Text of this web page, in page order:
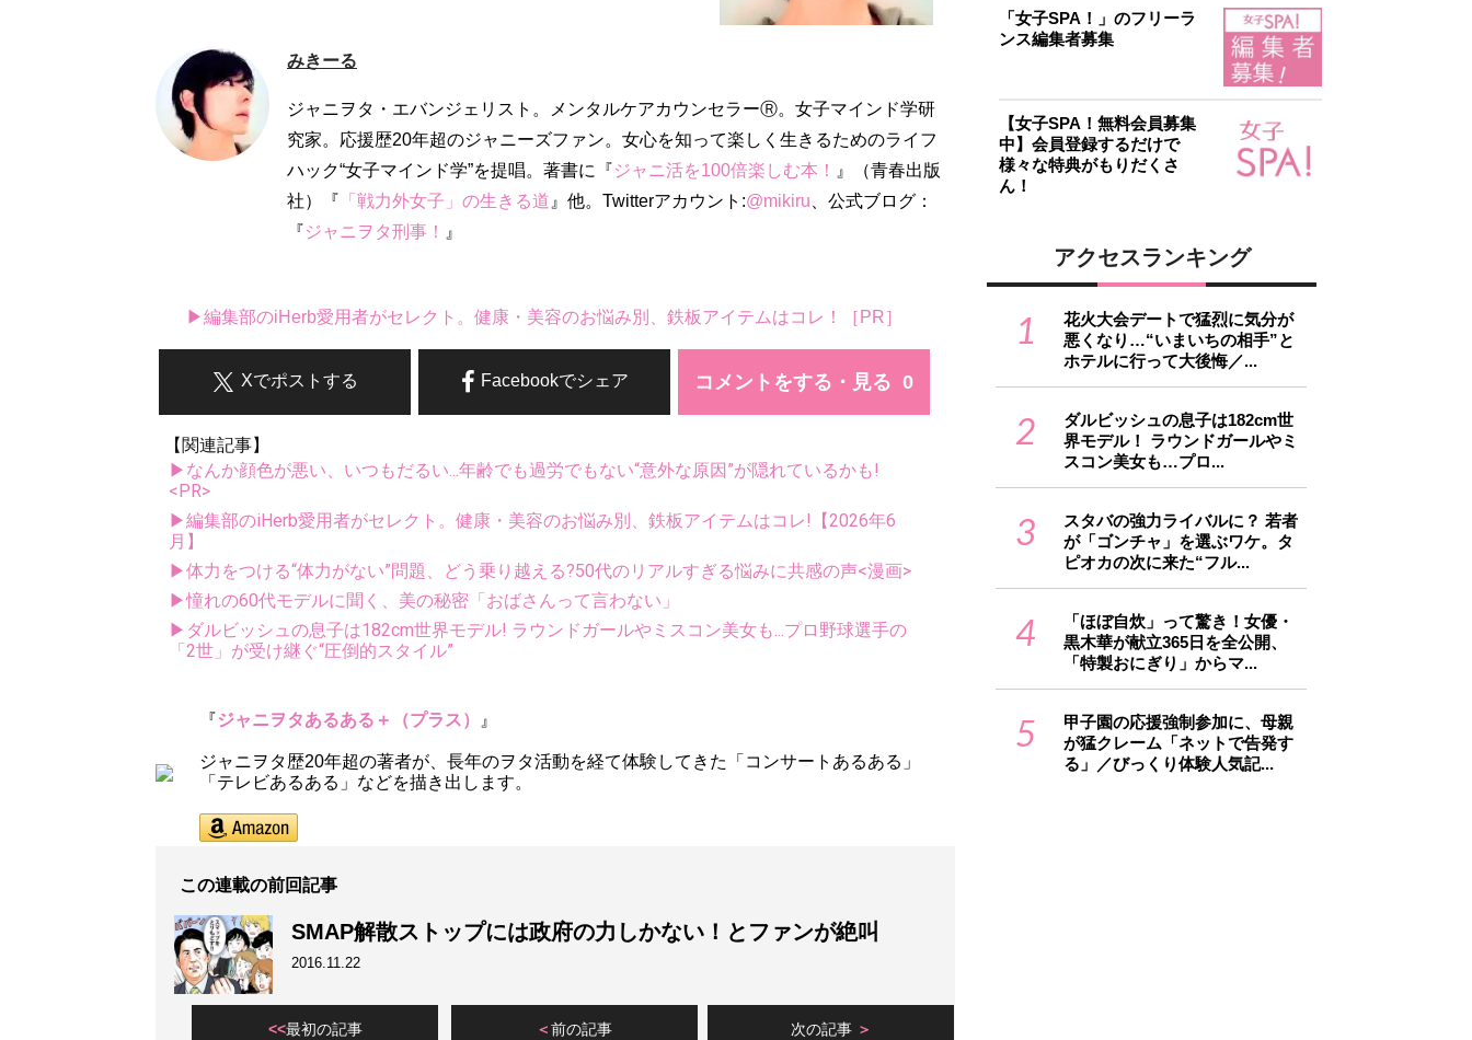
みきーる
ジャニヲタ・エバンジェリスト。メンタルケアカウンセラーⓇ。女子マインド学研
究家。応援歴20年超のジャニーズファン。女心を知って楽しく生きるためのライフ
ハック“女子マインド学”を提唱。著書に『ジャニ活を100倍楽しむ本！
』（青春出版
社）『 「戦力外女子」の生きる道 』他。Twitterアカウント:@mikiru 、公式ブログ：
『ジャニヲタ刑事！ 』
▶編集部のiHerb愛用者がセレクト。健康・美容のお悩み別、鉄板アイテムはコレ！［PR］
コメントをする・見る
Facebookでシェア
Xでポストする
【関連記事】
▶なんか顔色が悪い、いつもだるい...年齢でも過労でもない“意外な原因”が隠れているかも!
<PR>
▶編集部のiHerb愛用者がセレクト。健康・美容のお悩み別、鉄板アイテムはコレ!【2026年6
月】
▶体力をつける“体力がない”問題、どう乗り越える?50代のリアルすぎる悩みに共感の声<漫画>
▶憧れの60代モデルに聞く、美の秘密「おばさんって言わない」
▶ダルビッシュの息子は182cm世界モデル! ラウンドガールやミスコン美女も...プロ野球選手の
「2世」が受け継ぐ“圧倒的スタイル”
『ジャニヲタあるある＋（プラス） 』
ジャニヲタ歴20年超の著者が、長年のヲタ活動を経て体験してきた「コンサートあるある」
「テレビあるある」などを描き出します。
この連載の前回記事
SMAP解散ストップには政府の力しかない！とファンが絶叫
2016.11.22
最初の記事 前の記事 次の記事
「女子SPA！」のフリーラ
ンス編集者募集
【女子SPA！無料会員募集
中】会員登録するだけで
様々な特典がもりだくさ
ん！
アクセスランキング
1
花火大会デートで猛烈に気分が
悪くなり…“いまいちの相手”と
ホテルに行って大後悔／...
2
ダルビッシュの息子は182cm世
界モデル！ ラウンドガールやミ
スコン美女も…プロ...
3
スタバの強力ライバルに？ 若者
が「ゴンチャ」を選ぶワケ。タ
ピオカの次に来た“フル...
4
「ほぼ自炊」って驚き！女優・
黒木華が献立365日を全公開、
「特製おにぎり」からマ...
5
甲子園の応援強制参加に、母親
が猛クレーム「ネットで告発す
る」／びっくり体験人気記...